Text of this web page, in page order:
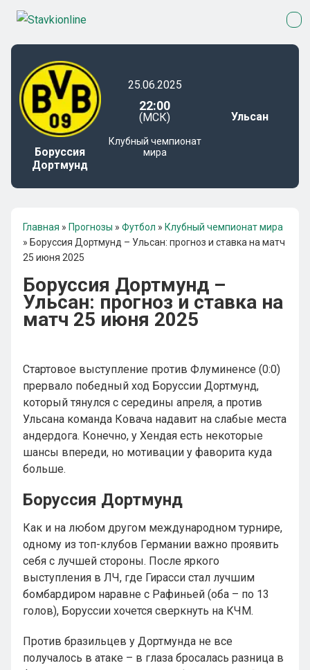
Боруссия
Дортмунд
25.06.2025
22:00
(МСК)
Клубный чемпионат
мира
Ульсан
Главная » Прогнозы » Футбол » Клубный чемпионат мира
» Боруссия Дортмунд – Ульсан: прогноз и ставка на матч
25 июня 2025
Боруссия Дортмунд –
Ульсан: прогноз и ставка на
матч 25 июня 2025
Стартовое выступление против Флуминенсе (0:0)
прервало победный ход Боруссии Дортмунд,
который тянулся с середины апреля, а против
Ульсана команда Ковача надавит на слабые места
андердога. Конечно, у Хендая есть некоторые
шансы впереди, но мотивации у фаворита куда
больше.
Боруссия Дортмунд
Как и на любом другом международном турнире,
одному из топ-клубов Германии важно проявить
себя с лучшей стороны. После яркого
выступления в ЛЧ, где Гирасси стал лучшим
бомбардиром наравне с Рафиньей (оба – по 13
голов), Боруссии хочется сверкнуть на КЧМ.
Против бразильцев у Дортмунда не все
получалось в атаке – в глаза бросалась разница в